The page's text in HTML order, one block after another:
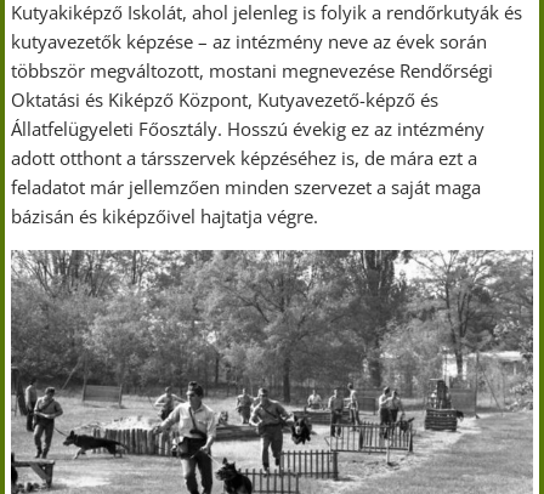
Kutyakiképző Iskolát, ahol jelenleg is folyik a rendőrkutyák és
kutyavezetők képzése – az intézmény neve az évek során
többször megváltozott, mostani megnevezése Rendőrségi
Oktatási és Kiképző Központ, Kutyavezető-képző és
Állatfelügyeleti Főosztály. Hosszú évekig ez az intézmény
adott otthont a társszervek képzéséhez is, de mára ezt a
feladatot már jellemzően minden szervezet a saját maga
bázisán és kiképzőivel hajtatja végre.